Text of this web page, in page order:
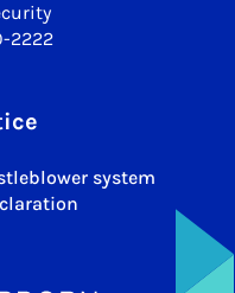
2222
system